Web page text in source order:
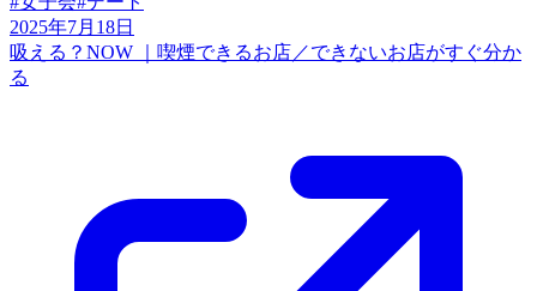
2025年7月18日
吸える？NOW ｜喫煙できるお店／できないお店がすぐ分か
る